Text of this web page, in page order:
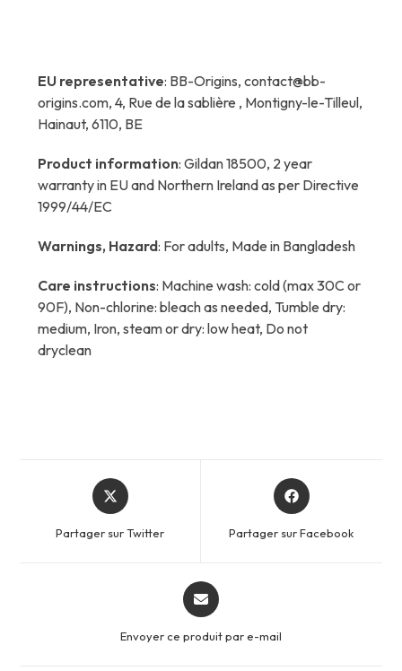
EU representative: BB-Origins, contact@bb-
origins.com, 4, Rue de la sablière , Montigny-le-Tilleul,
Hainaut, 6110, BE
Product information: Gildan 18500, 2 year
warranty in EU and Northern Ireland as per Directive
1999/44/EC
Warnings, Hazard: For adults, Made in Bangladesh
Care instructions: Machine wash: cold (max 30C or
90F), Non-chlorine: bleach as needed, Tumble dry:
medium, Iron, steam or dry: low heat, Do not
dryclean
Opens
in
new
Partager sur Twitter
Opens
in
new
Partager sur Facebook
Opens
in
new
Envoyer ce produit par e-mail